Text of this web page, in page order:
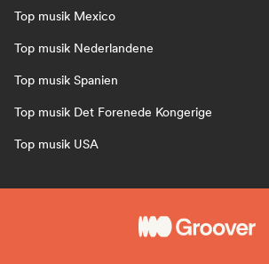
Top musik Mexico
Top musik Nederlandene
Top musik Spanien
Top musik Det Forenede Kongerige
Top musik USA